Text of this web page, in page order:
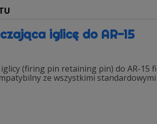
iglicę do AR-15
(firing pin retaining pin) do AR-
ze wszystkimi